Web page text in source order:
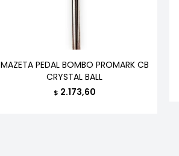
MAZETA PEDAL BOMBO PROMARK CB
CRYSTAL BALL
$ 2.173,60